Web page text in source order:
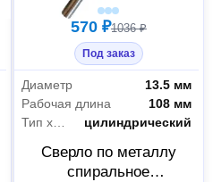
570 ₽1036 ₽
Под заказ
Диаметр
13.5 мм
Рабочая длина
108 мм
Тип хвостовика
цилиндрический
Сверло по металлу
спиральное